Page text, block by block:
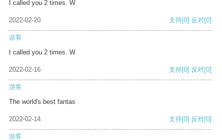
I called you 2 times. W
2022-02-20 支持[0] 反对[0]
游客
I called you 2 times. W
2022-02-16 支持[0] 反对[0]
游客
The world's best fantas
2022-02-14 支持[0] 反对[0]
游客